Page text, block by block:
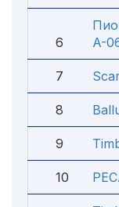
6
A-
7
8
9
10